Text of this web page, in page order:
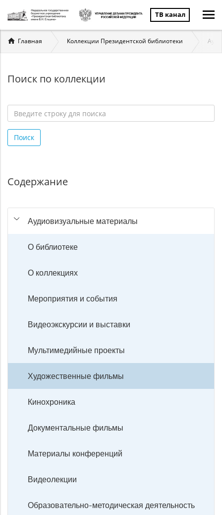
ТВ канал
Вы
здесь
Главная Коллекции Президентской библиотеки
Поиск по коллекции
строку
для
Поиск
Содержание
Аудиовизуальные материалы
О библиотеке
О коллекциях
Мероприятия и события
Видеоэкскурсии и выставки
Мультимедийные проекты
Художественные фильмы
Кинохроника
Документальные фильмы
Материалы конференций
Видеолекции
Образовательно-методическая деятельность